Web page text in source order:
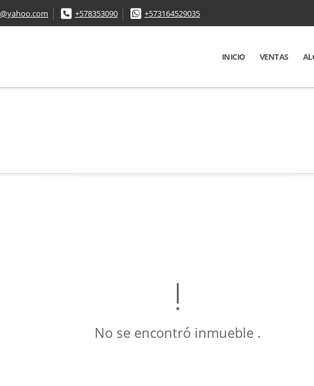
+578353090 +573164529035
INICIO VENTAS
No se encontró inmueble .